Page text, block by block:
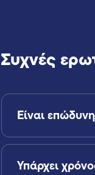
Συχνές
Είναι
Υπάρχει